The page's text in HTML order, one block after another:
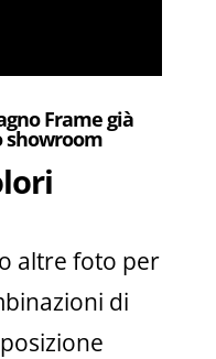
Frame già
showroom
altre foto per
di